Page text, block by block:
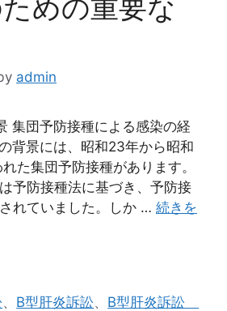
めの重要な
admin
集団予防接種による感染の経
景には、昭和23年から昭和
た集団予防接種があります。
予防接種法に基づき、予防接
れていました。しか … 続きを
、 B型肝炎訴訟、 B型肝炎訴訟